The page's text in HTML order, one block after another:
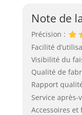
Note de
Précision :
Facilité
Visibilité du
Qualité de
Rapport
Service après-
Accessoires